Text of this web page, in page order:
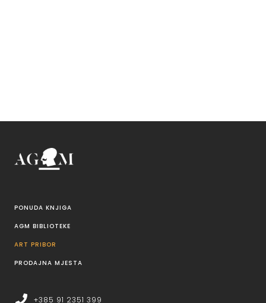
PONUDA KNJIGA
AGM BIBLIOTEKE
ART PRIBOR
PRODAJNA MJESTA
+385 91 2351 399